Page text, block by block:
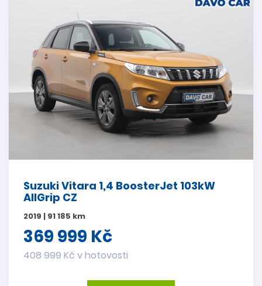
Suzuki Vitara 1,4 BoosterJet 103kW
AllGrip CZ
2019 | 91 185 km
369 999 Kč
408 999 Kč v hotovosti